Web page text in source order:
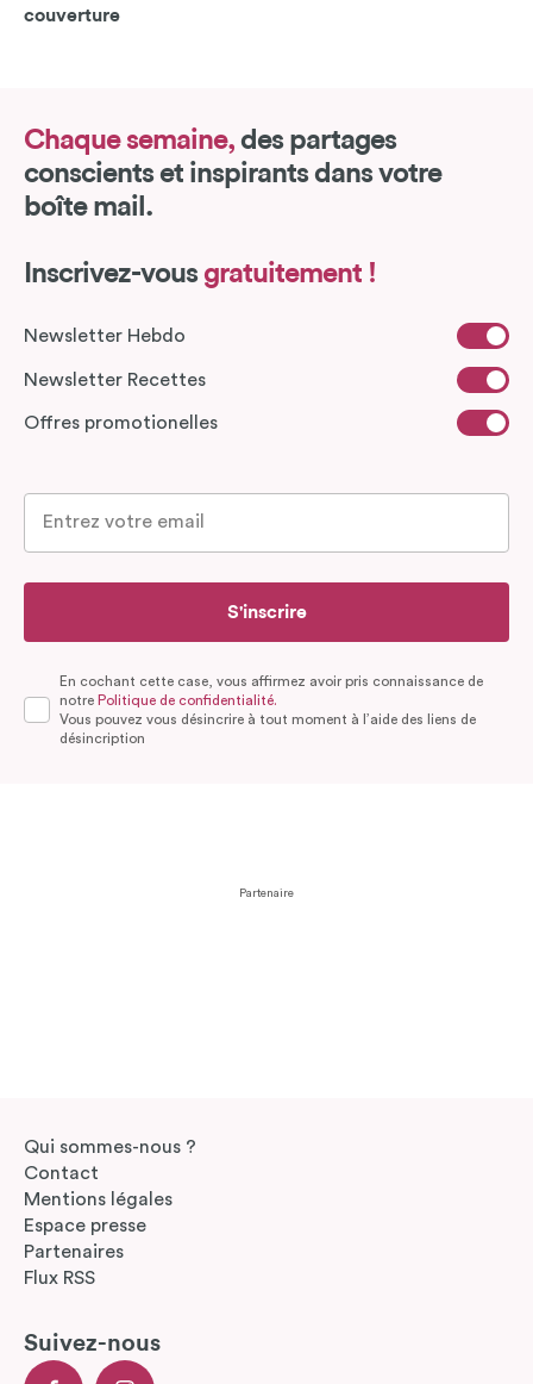
couverture
Chaque semaine, des partages
conscients et inspirants dans votre
boîte mail.
Inscrivez-vous gratuitement !
Newsletter Hebdo
Newsletter Recettes
Offres promotionelles
S'inscrire
En cochant cette case, vous affirmez avoir pris connaissance de
notre Politique de confidentialité.
Vous pouvez vous désincrire à tout moment à l’aide des liens de
désincription
Partenaire
Qui sommes-nous ?
Contact
Mentions légales
Espace presse
Partenaires
Flux RSS
Suivez-nous